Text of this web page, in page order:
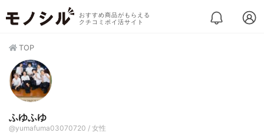
おすすめ商品がもらえる
クチコミポイ活サイト
TOP
ふゆふゆ
@yumafuma03070720 / 女性